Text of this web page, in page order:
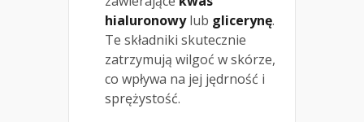
hialuronowylub glicerynę.
Te składniki skutecznie
zatrzymują wilgoć w skórze,
co wpływa na jej jędrność i
sprężystość.